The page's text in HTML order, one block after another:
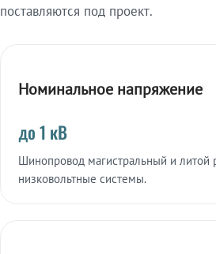
поставляются под проект.
Номинальное напряжение
до 1 кВ
Шинопровод магистральный и литой
низковольтные системы.